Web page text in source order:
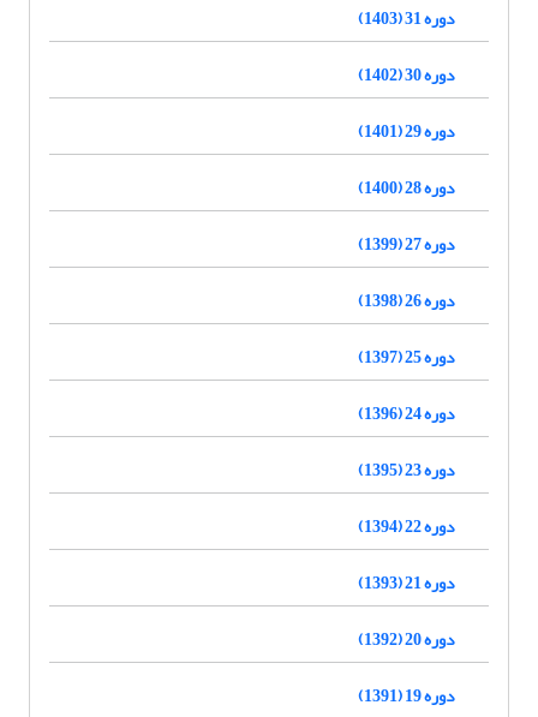
دوره 31 (1403)
دوره 30 (1402)
دوره 29 (1401)
دوره 28 (1400)
دوره 27 (1399)
دوره 26 (1398)
دوره 25 (1397)
دوره 24 (1396)
دوره 23 (1395)
دوره 22 (1394)
دوره 21 (1393)
دوره 20 (1392)
دوره 19 (1391)